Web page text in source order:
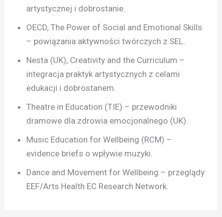
artystycznej i dobrostanie.
OECD, The Power of Social and Emotional Skills
– powiązania aktywności twórczych z SEL.
Nesta (UK), Creativity and the Curriculum –
integracja praktyk artystycznych z celami
edukacji i dobrostanem.
Theatre in Education (TIE) – przewodniki
dramowe dla zdrowia emocjonalnego (UK).
Music Education for Wellbeing (RCM) –
evidence briefs o wpływie muzyki.
Dance and Movement for Wellbeing – przeglądy
EEF/Arts Health EC Research Network.